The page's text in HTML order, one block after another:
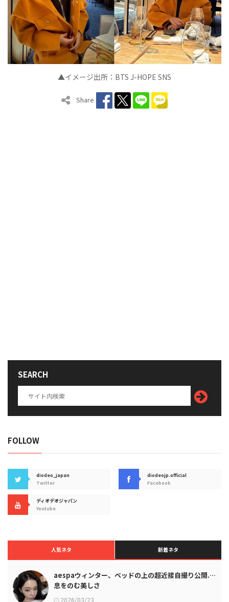
▲イメージ出所：BTS J-HOPE SNS
Share
SEARCH
FOLLOW
diodeo_japan
Twitter
diodeojp.official
Facebook
ディオデオジャパン
Youtube
人気ネタ 新着ネタ
aespaウィンター、ベッドの上の超近接自撮り公開.…
息をのむ美しさ
2026/03/23